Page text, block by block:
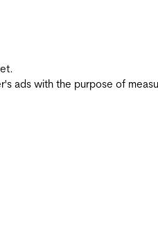
ads with the purpose of